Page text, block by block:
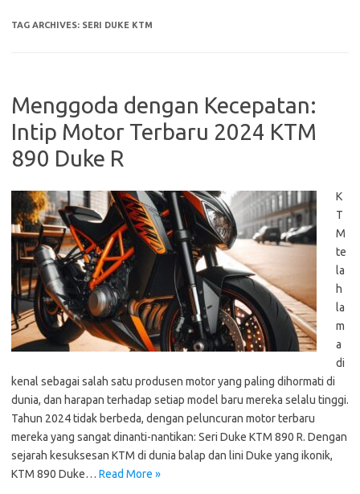
TAG ARCHIVES: SERI DUKE KTM
Menggoda dengan Kecepatan:
Intip Motor Terbaru 2024 KTM
890 Duke R
K
T
M
te
la
h
la
m
a
di
kenal sebagai salah satu produsen motor yang paling dihormati di
dunia, dan harapan terhadap setiap model baru mereka selalu tinggi.
Tahun 2024 tidak berbeda, dengan peluncuran motor terbaru
mereka yang sangat dinanti-nantikan: Seri Duke KTM 890 R. Dengan
sejarah kesuksesan KTM di dunia balap dan lini Duke yang ikonik,
KTM 890 Duke… Read More »